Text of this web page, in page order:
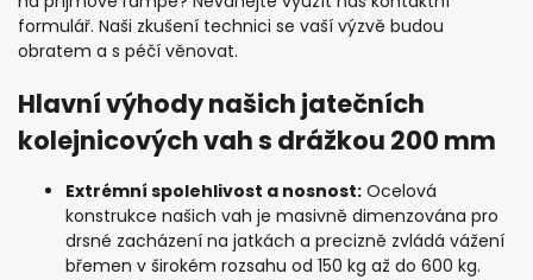
formulář. Naši zkušení technici se vaší výzvě budou
obratem a s péčí věnovat.
Hlavní výhody našich jatečních
kolejnicových vah s drážkou 200 mm
Extrémní spolehlivost a nosnost: Ocelová
konstrukce našich vah je masivně dimenzována pro
drsné zacházení na jatkách a precizně zvládá vážení
břemen v širokém rozsahu od 150 kg až do 600 kg.